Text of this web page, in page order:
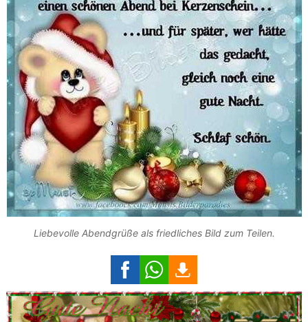
Liebevolle Abendgrüße als friedliches Bild zum Teilen.